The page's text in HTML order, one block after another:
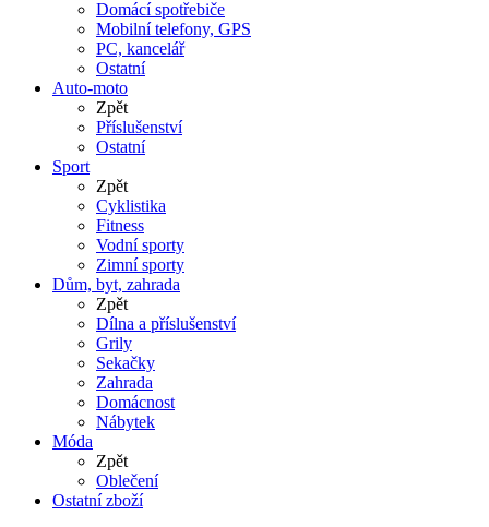
Domácí spotřebiče
Mobilní telefony, GPS
PC, kancelář
Ostatní
Auto-moto
Zpět
Příslušenství
Ostatní
Sport
Zpět
Cyklistika
Fitness
Vodní sporty
Zimní sporty
Dům, byt, zahrada
Zpět
Dílna a příslušenství
Grily
Sekačky
Zahrada
Domácnost
Nábytek
Móda
Zpět
Oblečení
Ostatní zboží